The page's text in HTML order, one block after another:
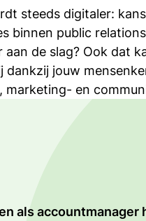
steeds digitaler:
binnen public
de slag? Ook dat
jouw
en
als accountmanager
met het
Caesar Groep